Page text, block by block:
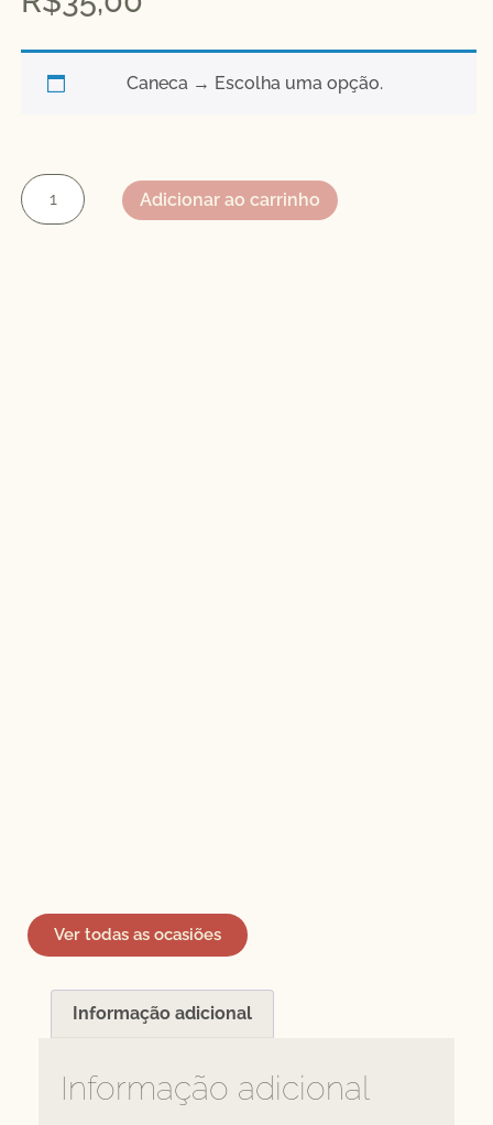
Caneca → Escolha uma opção.
Adicionar ao carrinho
Ver todas as ocasiões
Informação adicional
Informação adicional